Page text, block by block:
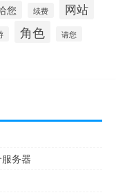
您 续费 网站
角色 请您
务器